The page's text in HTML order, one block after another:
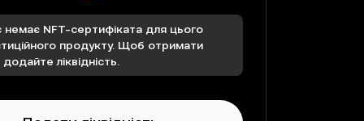
немає NFT-сертифіката для цього
продукту. Щоб отримати
додайте ліквідність.